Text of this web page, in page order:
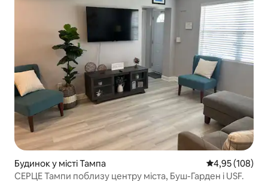
Будинок у місті Тампа Середня
4,95 (108)
СЕРЦЕ Тампи поблизу центру міста, Буш-Гарден і USF.